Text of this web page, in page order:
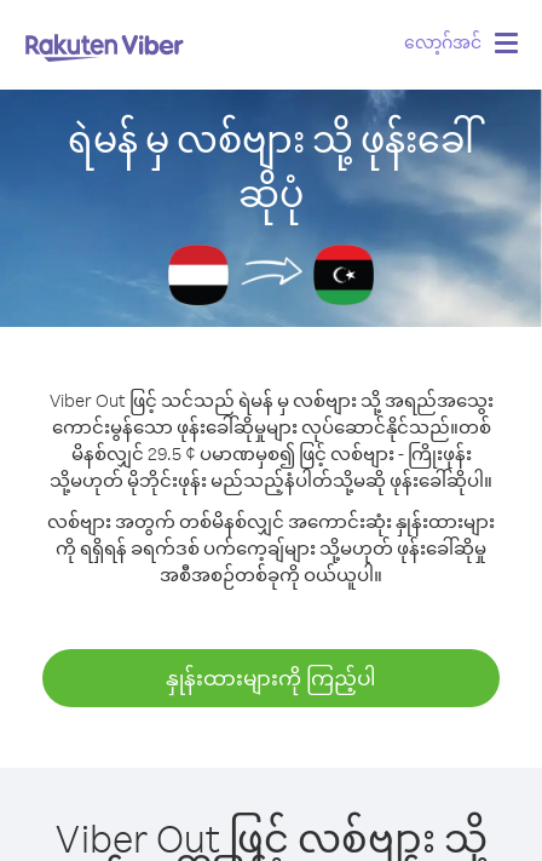
လော့ဂ်အင်
ရဲမန် မှ လစ်ဗျား သို့ ဖုန်းခေါ်
ဆိုပုံ
Viber Out ဖြင့် သင်သည် ရဲမန် မှ လစ်ဗျား သို့ အရည်အသွေး
ကောင်းမွန်သော ဖုန်းခေါ်ဆိုမှုများ လုပ်ဆောင်နိုင်သည်။တစ်
မိနစ်လျှင် 29.5 ¢ ပမာဏမှစ၍ ဖြင့် လစ်ဗျား - ကြိုးဖုန်း
သို့မဟုတ် မိုဘိုင်းဖုန်း မည်သည့်နံပါတ်သို့မဆို ဖုန်းခေါ်ဆိုပါ။
လစ်ဗျား အတွက် တစ်မိနစ်လျှင် အကောင်းဆုံး နှုန်းထားများ
ကို ရရှိရန် ခရက်ဒစ် ပက်ကေ့ချ်များ သို့မဟုတ် ဖုန်းခေါ်ဆိုမှု
အစီအစဉ်တစ်ခုကို ဝယ်ယူပါ။
နှုန်းထားများကို ကြည့်ပါ
Viber Out ဖြင့် လစ်ဗျား သို့